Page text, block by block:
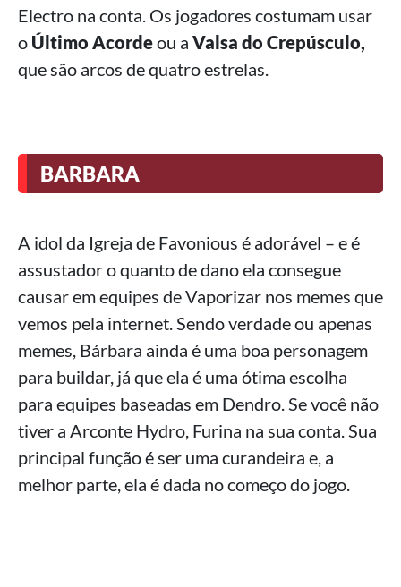
Electro na conta. Os jogadores costumam usar
o Último Acordeou a Valsa do Crepúsculo,
que são arcos de quatro estrelas.
BARBARA
A idol da Igreja de Favonious é adorável – e é
assustador o quanto de dano ela consegue
causar em equipes de Vaporizar nos memes que
vemos pela internet. Sendo verdade ou apenas
memes, Bárbara ainda é uma boa personagem
para buildar, já que ela é uma ótima escolha
para equipes baseadas em Dendro. Se você não
tiver a Arconte Hydro, Furina na sua conta. Sua
principal função é ser uma curandeira e, a
melhor parte, ela é dada no começo do jogo.